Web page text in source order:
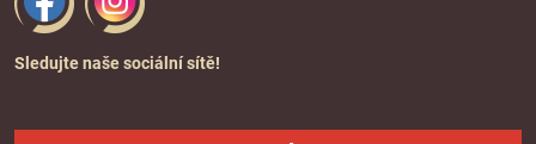
Sledujte naše sociální sítě!